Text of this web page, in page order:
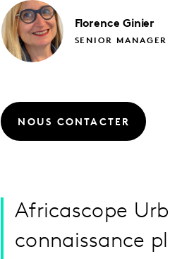
Florence Ginier
SENIOR
NOUS CONTACTER
Africascope
connaissance